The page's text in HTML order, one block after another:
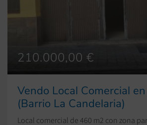
210.000,00 €
Vendo Local Comercial
(Barrio La Candelaria)
Local comercial de 460 m2 con zona